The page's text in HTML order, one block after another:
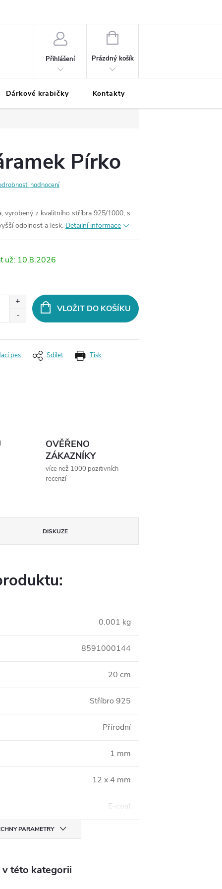
Přihlášení
NÁKUPNÍ
Prázdný košík
Dárkové krabičky Kontakty
Pírko
hodnocení
vyrobený z kvalitního stříbra 925/1000, s
odolnost a lesk. Detailní informace
10.8.2026
VLOŽIT DO KOŠÍKU
Tisk
pes Sdílet
OVĚŘENO
ZÁKAZNÍKY
více než 1000 pozitivních
recenzí
DISKUZE
0.001 kg
8591000144
20 cm
Stříbro 925
Přírodní
1 mm
12 x 4 mm
E-coat
PARAMETRY
této kategorii